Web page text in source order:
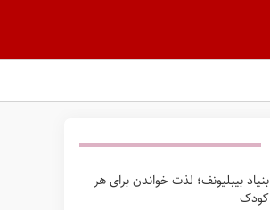
بنیاد بیبلیونف؛ لذت خواندن برای هر
کودک